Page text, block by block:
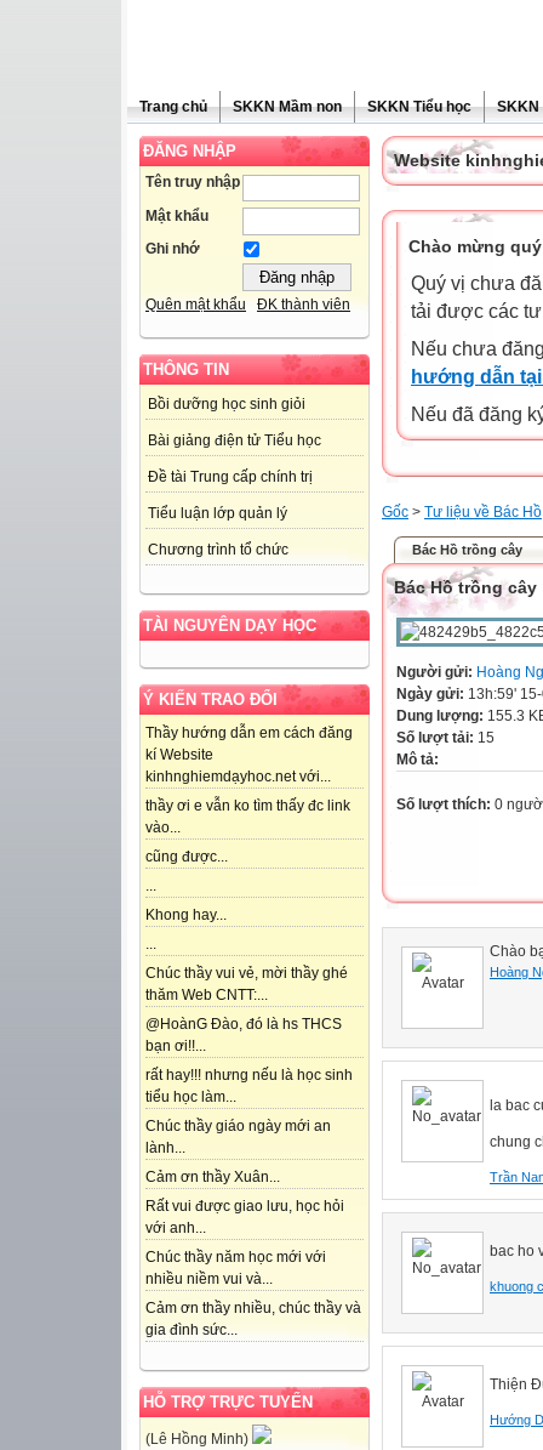
Trang chủ SKKN Mầm non SKKN Tiểu học SKKN
ĐĂNG NHẬP
Tên truy nhập
Mật khẩu
Ghi nhớ
Quên mật khẩu ĐK thành viên
THÔNG TIN
Bồi dưỡng học sinh giỏi
Bài giảng điện tử Tiểu học
Đề tài Trung cấp chính trị
Tiểu luận lớp quản lý
Chương trình tổ chức
TÀI NGUYÊN DẠY HỌC
Ý KIẾN TRAO ĐỔI
Thầy hướng dẫn em cách đăng
kí Website
kinhnghiemdạyhoc.net với...
thầy ơi e vẫn ko tìm thấy đc link
vào...
cũng được...
...
Khong hay...
...
Chúc thầy vui vẻ, mời thầy ghé
thăm Web CNTT:...
@HoànG Đào, đó là hs THCS
bạn ơi!!...
rất hay!!! nhưng nếu là học sinh
tiểu học làm...
Chúc thầy giáo ngày mới an
lành...
Cảm ơn thầy Xuân...
Rất vui được giao lưu, học hỏi
với anh...
Chúc thầy năm học mới với
nhiều niềm vui và...
Cảm ơn thầy nhiều, chúc thầy và
gia đình sức...
HỖ TRỢ TRỰC TUYẾN
(Lê Hồng Minh)
Website
Chào mừng
Quý vị chưa
tải được các
Nếu chưa
hướng dẫn
Nếu đã đăng
Gốc > Tư liệu về Bác Hồ
Bác Hồ trồng cây
Bác Hồ trồng cây
Người gửi: Hoàng
Ngày gửi: 13h:59'
Dung lượng: 155.3
Số lượt tải: 15
Mô tả:
Số lượt thích: 0
Chào
Hoàng
la bac
chung
Trần
bac ho
khuong
Thiện
Hướng